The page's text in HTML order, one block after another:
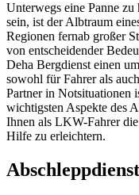
Unterwegs eine Panne
sein, ist der Albtraum
Regionen fernab großer
von entscheidender
Deha Bergdienst einen
sowohl für Fahrer als
Partner in Notsituationen
wichtigsten Aspekte des
Ihnen als LKW-Fahrer
Hilfe zu erleichtern.